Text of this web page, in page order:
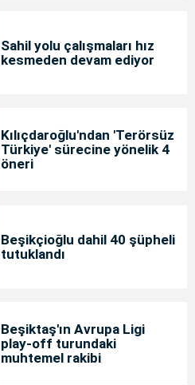
Sahil yolu çalışmaları hız
kesmeden devam ediyor
Kılıçdaroğlu'ndan 'Terörsüz
Türkiye' sürecine yönelik 4
öneri
Beşikçioğlu dahil 40 şüpheli
tutuklandı
Beşiktaş'ın Avrupa Ligi
play-off turundaki
muhtemel rakibi